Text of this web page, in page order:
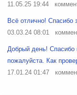
11.05.25 19:44
Всё отлично! Спасибо
03.03.24 08:01
Добрый день! Спасибо
пожалуйста. Как
17.01.24 01:47